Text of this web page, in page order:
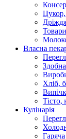
Цукор,
Власна
Хліб,
Тісто,
Кулінарія
Гаряча